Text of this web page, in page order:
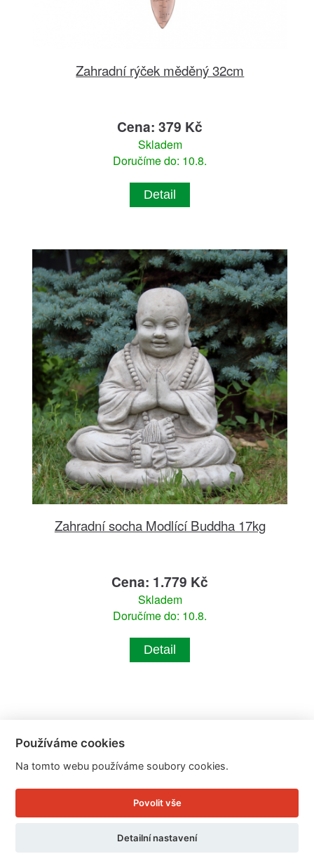
Zahradní rýček měděný 32cm
Cena: 379 Kč
Skladem
Doručíme do: 10.8.
Detail
Zahradní socha Modlící Buddha 17kg
Cena: 1.779 Kč
Skladem
Doručíme do: 10.8.
Detail
Používáme cookies
Na tomto webu používáme soubory cookies.
Povolit vše
Detailní nastavení